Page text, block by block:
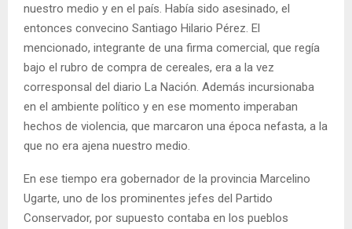
nuestro medio y en el país. Había sido asesinado, el
entonces convecino Santiago Hilario Pérez. El
mencionado, integrante de una firma comercial, que regía
bajo el rubro de compra de cereales, era a la vez
corresponsal del diario La Nación. Además incursionaba
en el ambiente político y en ese momento imperaban
hechos de violencia, que marcaron una época nefasta, a la
que no era ajena nuestro medio.
En ese tiempo era gobernador de la provincia Marcelino
Ugarte, uno de los prominentes jefes del Partido
Conservador, por supuesto contaba en los pueblos